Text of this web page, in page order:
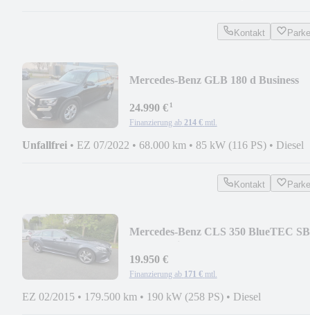
Kontakt
Mercedes-Benz GLB 180 d Business
24.990 €¹
Finanzierung ab 214 € mtl.
Unfallfrei • EZ 07/2022 • 68.000 km • 85 kW (116 PS) • Diesel
Kontakt
Mercedes-Benz CLS 350 BlueTEC SB
19.950 €
Finanzierung ab 171 € mtl.
EZ 02/2015 • 179.500 km • 190 kW (258 PS) • Diesel